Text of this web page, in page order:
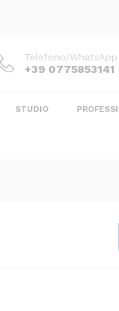
Telefono/WhatsApp
+39 0775853141
STUDIO